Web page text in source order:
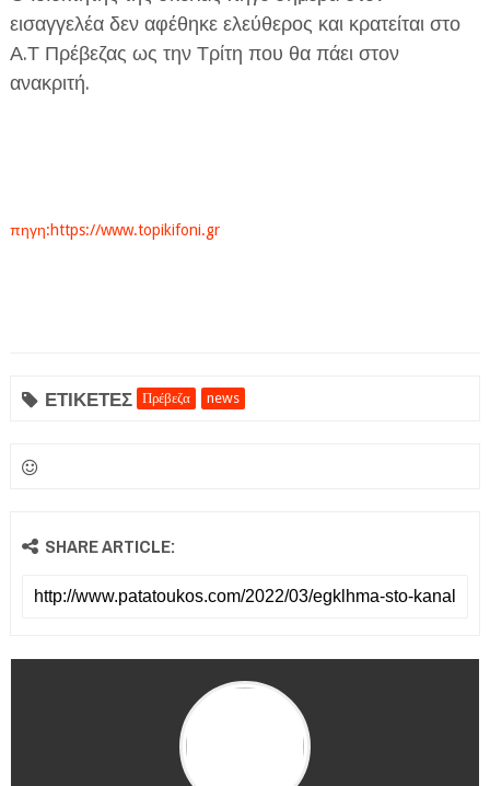
εισαγγελέα δεν αφέθηκε ελεύθερος και κρατείται στο
Α.Τ Πρέβεζας ως την Τρίτη που θα πάει στον
ανακριτή.
πηγη:https://www.topikifoni.gr
ΕΤΙΚΕΤΕΣ Πρέβεζα news
SHARE ARTICLE: